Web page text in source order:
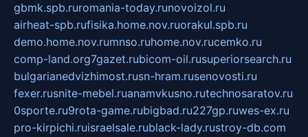
gbmk.spb.ruromania-today.runovoizol.ru
airheat-spb.rufisika.home.nov.ruorakul.spb.ru
demo.home.nov.rumnso.ruhome.nov.rucemko.ru
comp-land.org7gazet.rubicom-oil.rusuperiorsearch.ru
bulgarianedvizhimost.rusn-hram.rusenovosti.ru
fexer.rusnite-mebel.ruanamvkusno.rutechnosaratov.ru
0sporte.ru9rota-game.rubigbad.ru227gp.ruwes-ex.ru
pro-kirpichi.ruisraelsale.rublack-lady.rustroy-db.com